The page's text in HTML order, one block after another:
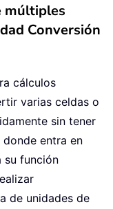
múltiples
Conversión
cálculos
varias celdas o
sin tener
entra en
su función
de unidades de